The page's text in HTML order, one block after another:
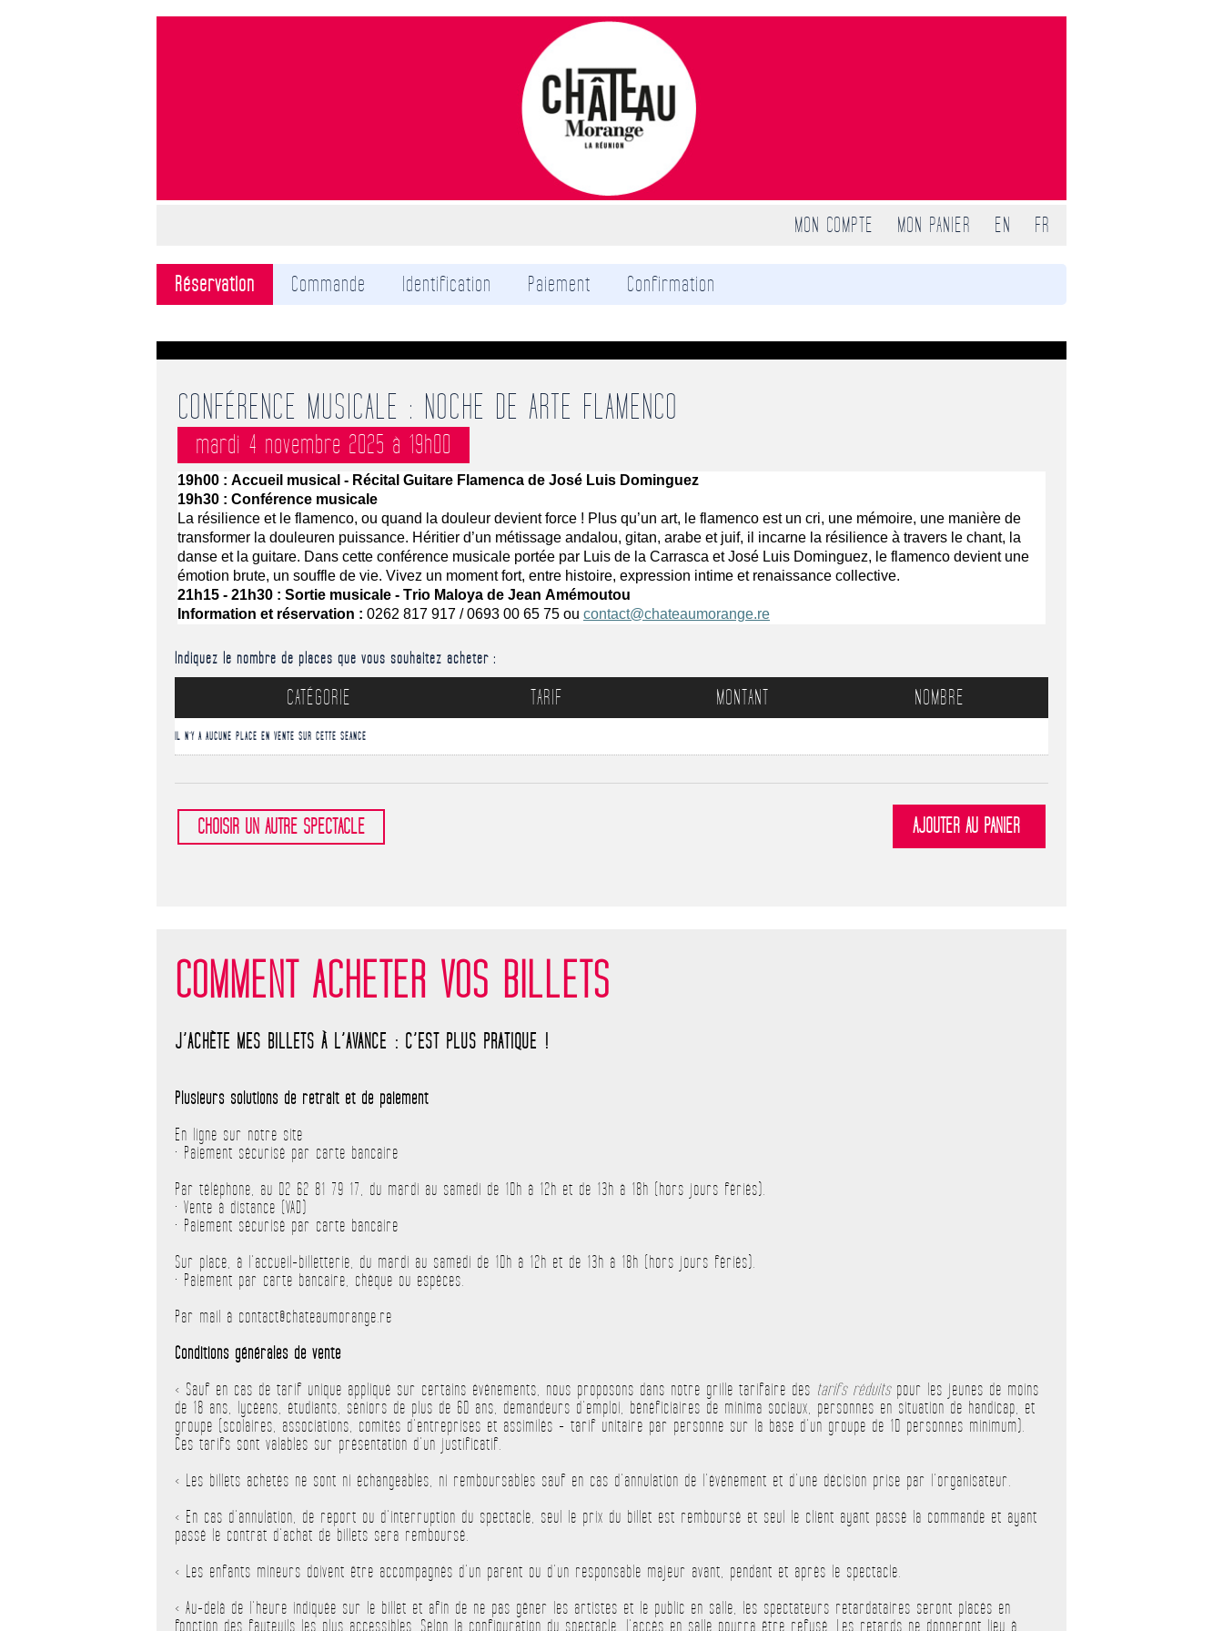
FR
EN
MON PANIER
MON COMPTE
Réservation Commande Identification Paiement Confirmation
CONFÉRENCE MUSICALE : NOCHE DE ARTE FLAMENCO
mardi 4 novembre 2025 à 19h00
19h00 : Accueil musical - Récital Guitare Flamenca de José Luis Dominguez
19h30 : Conférence musicale
La résilience et le flamenco, ou quand la douleur devient force ! Plus qu’un art, le flamenco est un cri, une mémoire, une manière de
transformer la douleuren puissance. Héritier d’un métissage andalou, gitan, arabe et juif, il incarne la résilience à travers le chant, la
danse et la guitare. Dans cette conférence musicale portée par Luis de la Carrasca et José Luis Dominguez, le flamenco devient une
émotion brute, un souffle de vie. Vivez un moment fort, entre histoire, expression intime et renaissance collective.
21h15 - 21h30 : Sortie musicale - Trio Maloya de Jean Amémoutou
Information et réservation : 0262 817 917 / 0693 00 65 75 ou contact@chateaumorange.re
Indiquez le nombre de places que vous souhaitez acheter :
CATÉGORIE TARIF MONTANT NOMBRE
IL N'Y A AUCUNE PLACE EN VENTE SUR CETTE SEANCE
COMMENT ACHETER VOS BILLETS
J’ACHÈTE MES BILLETS À L’AVANCE : C’EST PLUS PRATIQUE !
Plusieurs solutions de retrait et de paiement
En ligne sur notre site
• Paiement sécurisé par carte bancaire
Par téléphone, au 02 62 81 79 17, du mardi au samedi de 10h à 12h et de 13h à 18h (hors jours fériés).
• Vente à distance (VAD)
• Paiement sécurisé par carte bancaire
Sur place, à l’accueil-billetterie, du mardi au samedi de 10h à 12h et de 13h à 18h (hors jours fériés).
• Paiement par carte bancaire, chèque ou espèces.
Par mail à contact@chateaumorange.re
Conditions générales de vente
< Sauf en cas de tarif unique appliqué sur certains événements, nous proposons dans notre grille tarifaire des tarifs réduitspour les jeunes de moins
de 18 ans, lycéens, étudiants, séniors de plus de 60 ans, demandeurs d’emploi, bénéficiaires de minima sociaux, personnes en situation de handicap, et
groupe (scolaires, associations, comités d’entreprises et assimilés - tarif unitaire par personne sur la base d’un groupe de 10 personnes minimum).
Ces tarifs sont valables sur présentation d’un justificatif.
< Les billets achetés ne sont ni échangeables, ni remboursables sauf en cas d’annulation de l’événement et d’une décision prise par l’organisateur.
< En cas d’annulation, de report ou d’interruption du spectacle, seul le prix du billet est remboursé et seul le client ayant passé la commande et ayant
passé le contrat d’achat de billets sera remboursé.
< Les enfants mineurs doivent être accompagnés d’un parent ou d’un responsable majeur avant, pendant et après le spectacle.
< Au-delà de l’heure indiquée sur le billet et afin de ne pas gêner les artistes et le public en salle, les spectateurs retardataires seront placés en
fonction des fauteuils les plus accessibles. Selon la configuration du spectacle, l’accès en salle pourra être refusé. Les retards ne donneront lieu à